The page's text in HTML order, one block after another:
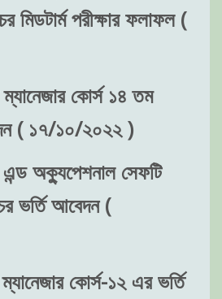
মিডটার্ম পরীক্ষার ফলাফল (
কোর্স ১৪ তম
( ১৭/১০/২০২২ )
এন্ড অক্যুপেশনাল সেফটি
ভর্তি আবেদন (
কোর্স-১২ এর ভর্তি